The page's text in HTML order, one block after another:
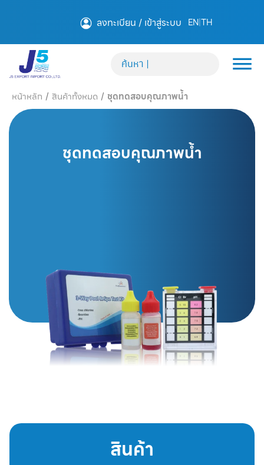
ลงทะเบียน / เข้าสู่ระบบ EN|TH
หน้าหลัก / สินค้าทั้งหมด / ชุดทดสอบคุณภาพน้ำ
ชุดทดสอบคุณภาพน้ำ
สินค้า